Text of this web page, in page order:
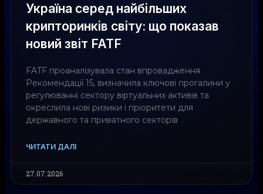
Україна серед найбільших
крипторинків світу: що показав
новий звіт FATF
FATF проаналізувала стан впровадження
Рекомендації 15, визначила ключові прогалини у
регулюванні сектору віртуальних активів та
окреслила нові ризики і пріоритети для
державного та приватного секторів
ЧИТАТИ ДАЛІ
27.07.2026